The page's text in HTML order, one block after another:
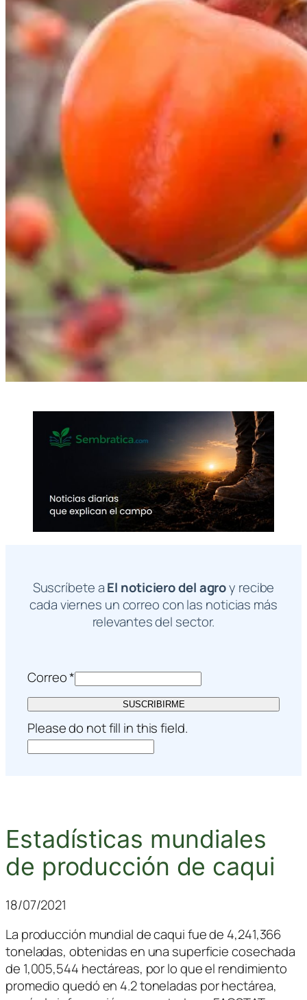
Suscríbete aEl noticiero del agroy recibe
cada viernes un correo con las noticias más
relevantes del sector.
Correo*
SUSCRIBIRME
Please do not fill in this field.
Estadísticas mundiales
de producción de caqui
18/07/2021
La producción mundial de caqui fue de 4,241,366
toneladas, obtenidas en una superficie cosechada
de 1,005,544 hectáreas, por lo que el rendimiento
promedio quedó en 4.2 toneladas por hectárea,